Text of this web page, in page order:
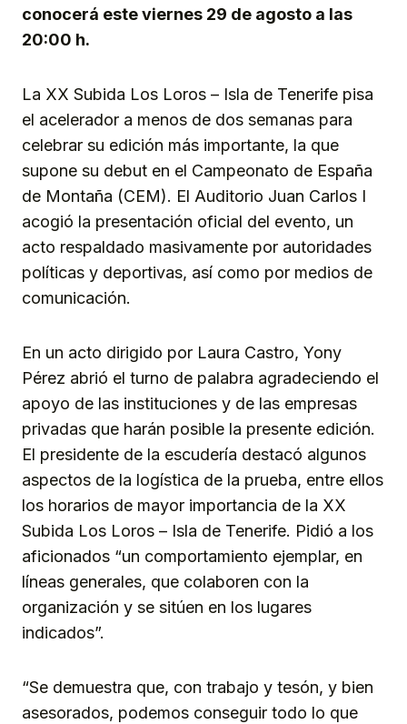
conocerá este viernes 29 de agosto a las
20:00 h.
La XX Subida Los Loros – Isla de Tenerife pisa
el acelerador a menos de dos semanas para
celebrar su edición más importante, la que
supone su debut en el Campeonato de España
de Montaña (CEM). El Auditorio Juan Carlos I
acogió la presentación oficial del evento, un
acto respaldado masivamente por autoridades
políticas y deportivas, así como por medios de
comunicación.
En un acto dirigido por Laura Castro, Yony
Pérez abrió el turno de palabra agradeciendo el
apoyo de las instituciones y de las empresas
privadas que harán posible la presente edición.
El presidente de la escudería destacó algunos
aspectos de la logística de la prueba, entre ellos
los horarios de mayor importancia de la XX
Subida Los Loros – Isla de Tenerife. Pidió a los
aficionados “un comportamiento ejemplar, en
líneas generales, que colaboren con la
organización y se sitúen en los lugares
indicados”.
“Se demuestra que, con trabajo y tesón, y bien
asesorados, podemos conseguir todo lo que